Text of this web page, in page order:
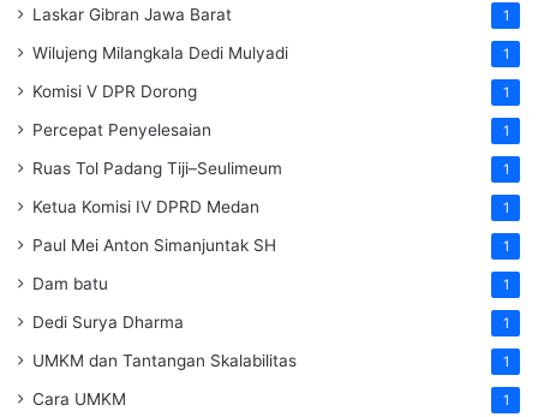
Laskar Gibran Jawa Barat 1
Wilujeng Milangkala Dedi Mulyadi 1
Komisi V DPR Dorong 1
Percepat Penyelesaian 1
Ruas Tol Padang Tiji–Seulimeum 1
Ketua Komisi IV DPRD Medan 1
Paul Mei Anton Simanjuntak SH 1
Dam batu 1
Dedi Surya Dharma 1
UMKM dan Tantangan Skalabilitas 1
Cara UMKM 1